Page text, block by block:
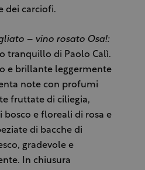
dei carciofi.
– vino rosato Osa!:
tranquillo di Paolo Calì.
e brillante leggermente
note con profumi
fruttate di ciliegia,
e floreali di rosa e
di bacche di
gradevole e
In chiusura